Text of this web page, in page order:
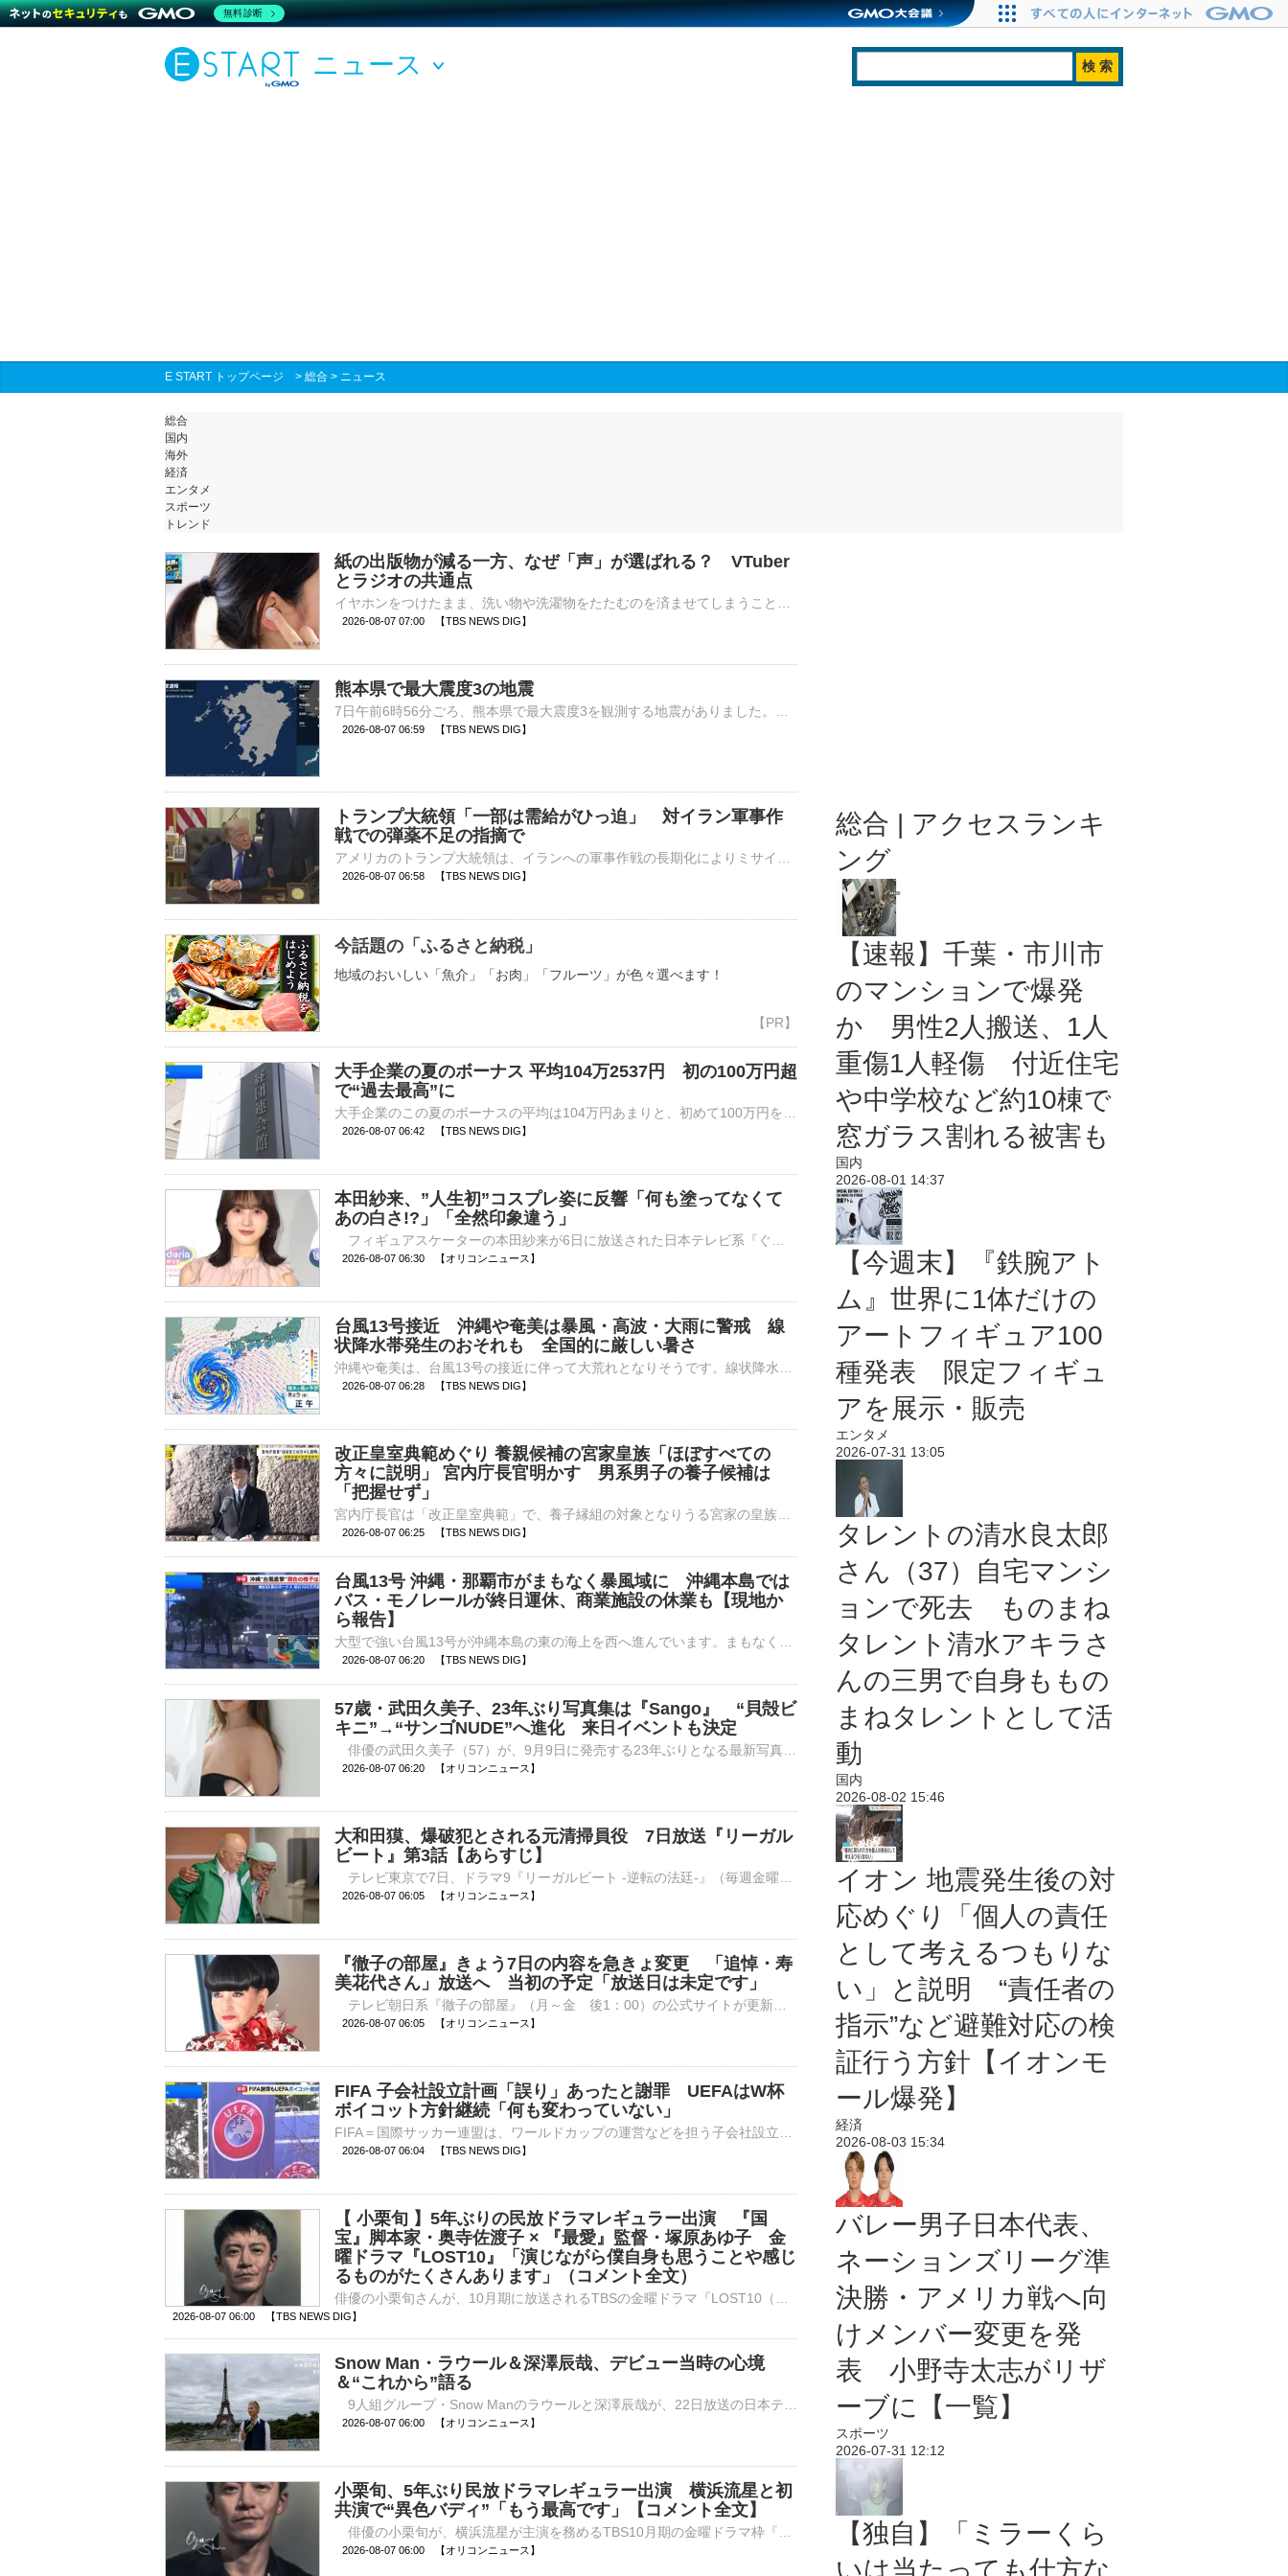
ニュース
E START トップページ > 総合 > ニュース
総合
国内
海外
経済
エンタメ
スポーツ
トレンド
紙の出版物が減る一方、なぜ「声」が選ばれる？ VTuber
とラジオの共通点
2026-08-07 07:00 【TBS NEWS DIG】
熊本県で最大震度3の地震
2026-08-07 06:59 【TBS NEWS DIG】
トランプ大統領「一部は需給がひっ迫」 対イラン軍事作
戦での弾薬不足の指摘で
2026-08-07 06:58 【TBS NEWS DIG】
今話題の「ふるさと納税」
地域のおいしい「魚介」「お肉」「フルーツ」が色々選べます！
大手企業の夏のボーナス 平均104万2537円 初の100万円超
で“過去最高”に
2026-08-07 06:42 【TBS NEWS DIG】
本田紗来、”人生初”コスプレ姿に反響「何も塗ってなくて
あの白さ!?」「全然印象違う」
2026-08-07 06:30 【オリコンニュース】
台風13号接近 沖縄や奄美は暴風・高波・大雨に警戒 線
状降水帯発生のおそれも 全国的に厳しい暑さ
2026-08-07 06:28 【TBS NEWS DIG】
改正皇室典範めぐり 養親候補の宮家皇族「ほぼすべての
方々に説明」 宮内庁長官明かす 男系男子の養子候補は
「把握せず」
2026-08-07 06:25 【TBS NEWS DIG】
台風13号 沖縄・那覇市がまもなく暴風域に 沖縄本島では
バス・モノレールが終日運休、商業施設の休業も【現地か
ら報告】
2026-08-07 06:20 【TBS NEWS DIG】
57歳・武田久美子、23年ぶり写真集は『Sango』 “貝殻ビ
キニ”→“サンゴNUDE”へ進化 来日イベントも決定
2026-08-07 06:20 【オリコンニュース】
大和田獏、爆破犯とされる元清掃員役 7日放送『リーガル
ビート』第3話【あらすじ】
2026-08-07 06:05 【オリコンニュース】
『徹子の部屋』きょう7日の内容を急きょ変更 「追悼・寿
美花代さん」放送へ 当初の予定「放送日は未定です」
2026-08-07 06:05 【オリコンニュース】
FIFA 子会社設立計画「誤り」あったと謝罪 UEFAはW杯
ボイコット方針継続「何も変わっていない」
2026-08-07 06:04 【TBS NEWS DIG】
【 小栗旬 】5年ぶりの民放ドラマレギュラー出演 『国
宝』脚本家・奥寺佐渡子 × 『最愛』監督・塚原あゆ子 金
曜ドラマ『LOST10』「演じながら僕自身も思うことや感じ
るものがたくさんあります」（コメント全文）
2026-08-07 06:00 【TBS NEWS DIG】
Snow Man・ラウール＆深澤辰哉、デビュー当時の心境
＆“これから”語る
2026-08-07 06:00 【オリコンニュース】
小栗旬、5年ぶり民放ドラマレギュラー出演 横浜流星と初
共演で“異色バディ”「もう最高です」【コメント全文】
2026-08-07 06:00 【オリコンニュース】
総合 | アクセスランキ
ング
【速報】千葉・市川市
のマンションで爆発
か 男性2人搬送、1人
重傷1人軽傷 付近住宅
や中学校など約10棟で
窓ガラス割れる被害も
国内
2026-08-01 14:37
【今週末】『鉄腕アト
ム』世界に1体だけの
アートフィギュア100
種発表 限定フィギュ
アを展示・販売
エンタメ
2026-07-31 13:05
タレントの清水良太郎
さん（37）自宅マンシ
ョンで死去 ものまね
タレント清水アキラさ
んの三男で自身ももの
まねタレントとして活
動
国内
2026-08-02 15:46
イオン 地震発生後の対
応めぐり「個人の責任
として考えるつもりな
い」と説明 “責任者の
指示”など避難対応の検
証行う方針【イオンモ
ール爆発】
経済
2026-08-03 15:34
バレー男子日本代表、
ネーションズリーグ準
決勝・アメリカ戦へ向
けメンバー変更を発
表 小野寺太志がリザ
ーブに【一覧】
スポーツ
2026-07-31 12:12
【独自】「ミラーくら
いは当たっても仕方な
無料診断